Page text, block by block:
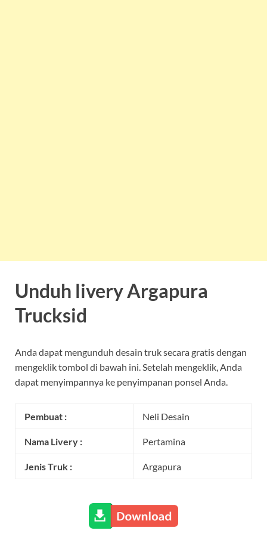
Unduh livery Argapura
Trucksid
Anda dapat mengunduh desain truk secara gratis dengan
mengeklik tombol di bawah ini. Setelah mengeklik, Anda
dapat menyimpannya ke penyimpanan ponsel Anda.
Pembuat : Neli Desain
Nama Livery : Pertamina
Jenis Truk : Argapura